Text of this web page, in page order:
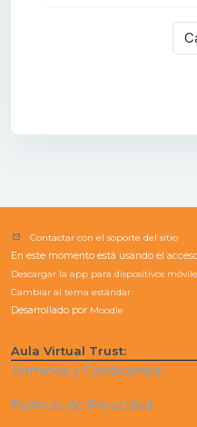
Contactar con el soporte del sitio
En este momento está usando el
Descargar la app para dispositivos
Cambiar al tema estándar
Desarrollado por Moodle
Aula Virtual Trust:
Términos y Condiciones
Políticas de Privacidad